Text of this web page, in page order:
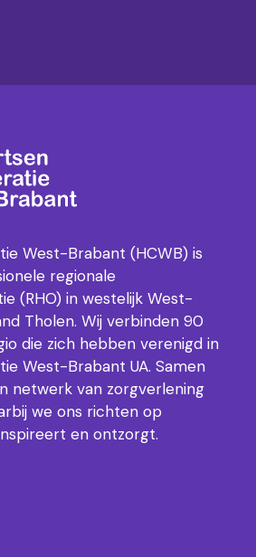
West-Brabant (HCWB) is
regionale
(RHO) in westelijk West-
Tholen. Wij verbinden 90
die zich hebben verenigd in
West-Brabant UA. Samen
netwerk van zorgverlening
we ons richten op
en ontzorgt.